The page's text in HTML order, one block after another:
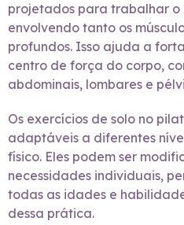
projetados para trabalhar o
envolvendo tanto os
profundos. Isso ajuda a
centro de força do corpo,
abdominais, lombares e
Os exercícios de solo no
adaptáveis a diferentes
físico. Eles podem ser
necessidades individuais,
todas as idades e
dessa prática.